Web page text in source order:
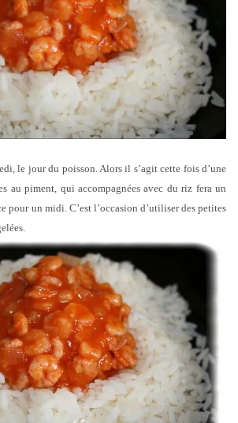
le jour du poisson. Alors il s’agit cette fois d’une
au piment, qui accompagnées avec du riz fera un
pour un midi. C’est l’occasion d’utiliser des petites